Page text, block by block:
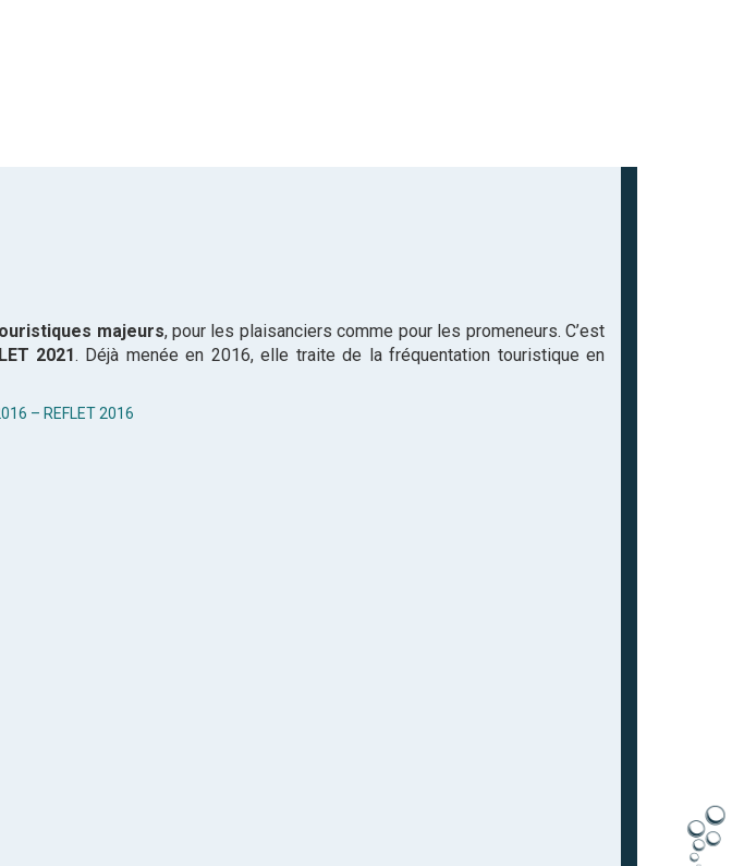
majeurs, pour les plaisanciers comme pour les promeneurs. C’est
2021. Déjà menée en 2016, elle traite de la fréquentation touristique en
– REFLET 2016